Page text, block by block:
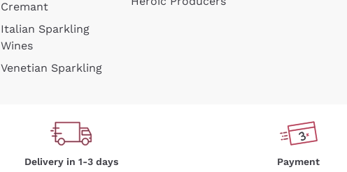
Cremant
Italian Sparkling
Wines
Venetian Sparkling
Delivery in 1-3 days
Payment